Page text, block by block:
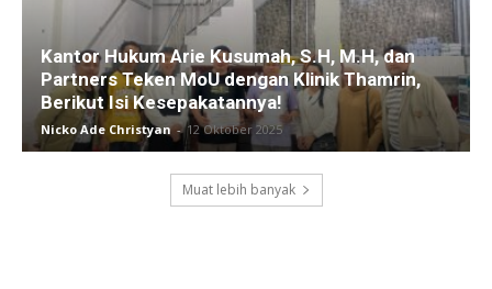
Kantor Hukum Arie Kusumah, S.H, M.H, dan
Partners Teken MoU dengan Klinik Thamrin,
Berikut Isi Kesepakatannya!
Nicko Ade Christyan - 12 Oktober 2025
Muat lebih banyak